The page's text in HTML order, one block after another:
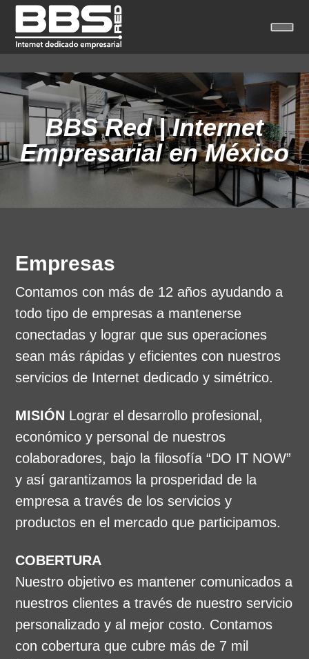
BBS Red | Internet
Empresarial en México
Empresas
Contamos con más de 12 años ayudando a
todo tipo de empresas a mantenerse
conectadas y lograr que sus operaciones
sean más rápidas y eficientes con nuestros
servicios de Internet dedicado y simétrico.
MISIÓN Lograr el desarrollo profesional,
económico y personal de nuestros
colaboradores, bajo la filosofía “DO IT NOW”
y así garantizamos la prosperidad de la
empresa a través de los servicios y
productos en el mercado que participamos.
COBERTURA
Nuestro objetivo es mantener comunicados a
nuestros clientes a través de nuestro servicio
personalizado y al mejor costo. Contamos
con cobertura que cubre más de 7 mil